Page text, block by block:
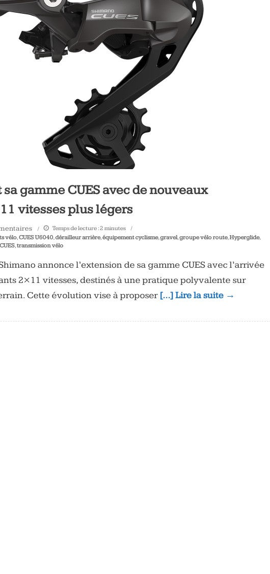
gamme CUES avec de nouveaux
vitesses plus légers
Temps de lecture :2 minutes
vélo,CUES U6040,dérailleur arrière,équipement cyclisme,gravel,groupe vélo route,Hyperglide,
,transmission vélo
annonce l’extension de sa gamme CUES avec l’arrivée
2×11 vitesses, destinés à une pratique polyvalente sur
Cette évolution vise à proposer[…] Lire la suite →